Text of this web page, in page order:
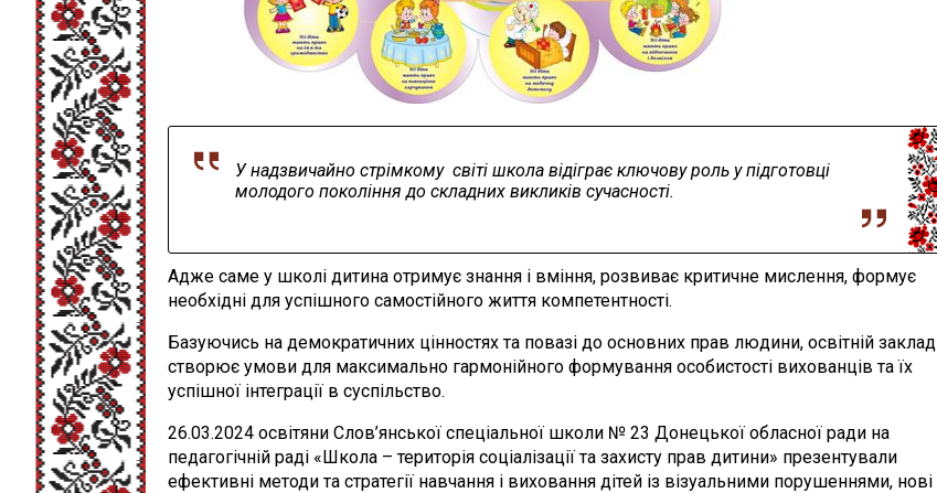
У надзвичайно стрімкому світі школа відіграє ключову роль у підготовці
молодого покоління до складних викликів сучасноcтi.
Aдже саме у школі дитина отримує знання і вміння, розвиває критичне мислення, формує
необхідні для успішного самостійного життя компетентності.
Базуючись на демократичних цінностях та повазі до основних прав людини, освітній заклад
створює умови для максимально гармонійного формування особистості вихованців та їх
успішної інтеграції в суспільство.
26.03.2024 освітяни Слов’янської спеціальної школи № 23 Донецької обласної ради на
педагогічній раді «Школа – територія соціалізації та захисту прав дитини» презентували
ефективні методи та стратегії навчання і виховання дітей із візуальними порушеннями, нові